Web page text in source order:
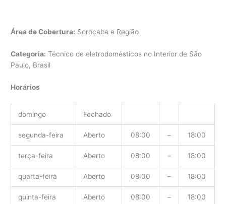
Área de Cobertura: Sorocaba e Região
Categoria: Técnico de eletrodomésticos no Interior de São
Paulo, Brasil
Horários
domingo Fechado
segunda-feira Aberto 08:00 – 18:00
terça-feira Aberto 08:00 – 18:00
quarta-feira Aberto 08:00 – 18:00
quinta-feira Aberto 08:00 – 18:00